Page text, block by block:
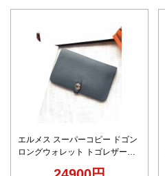
エルメス スーパーコピー ドゴン
ロングウォレット トゴレザー仕